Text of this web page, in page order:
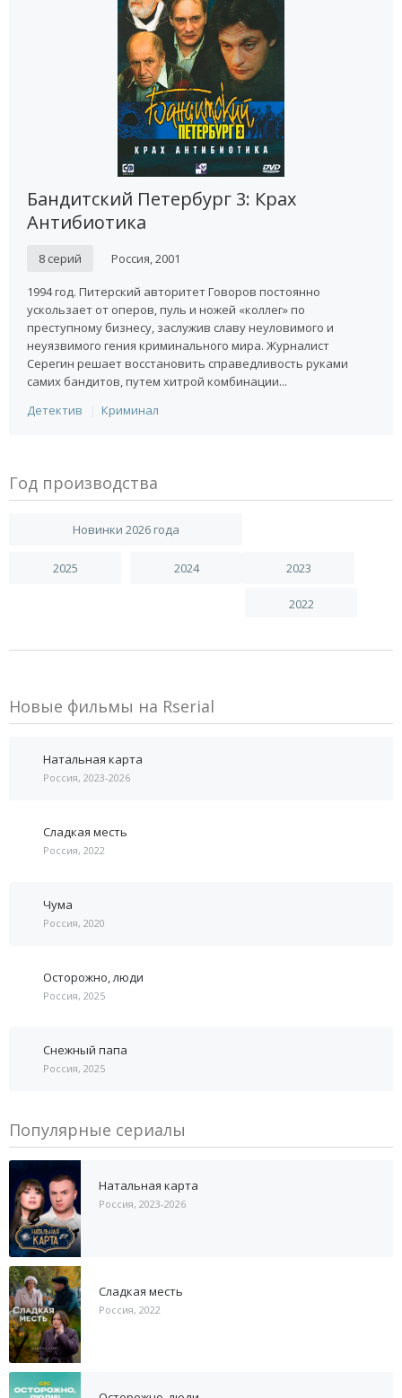
Бандитский Петербург 3: Крах
Антибиотика
8 серий Россия, 2001
1994 год. Питерский авторитет Говоров постоянно
ускользает от оперов, пуль и ножей «коллег» по
преступному бизнесу, заслужив славу неуловимого и
неуязвимого гения криминального мира. Журналист
Серегин решает восстановить справедливость руками
самих бандитов, путем хитрой комбинации...
Детектив
Криминал
Год производства
Новинки 2026 года
2025 2024 2023
2022
Новые фильмы на Rserial
Натальная карта
Россия, 2023-2026
Сладкая месть
Россия, 2022
Чума
Россия, 2020
Осторожно, люди
Россия, 2025
Снежный папа
Россия, 2025
Популярные сериалы
Натальная карта
Россия, 2023-2026
Сладкая месть
Россия, 2022